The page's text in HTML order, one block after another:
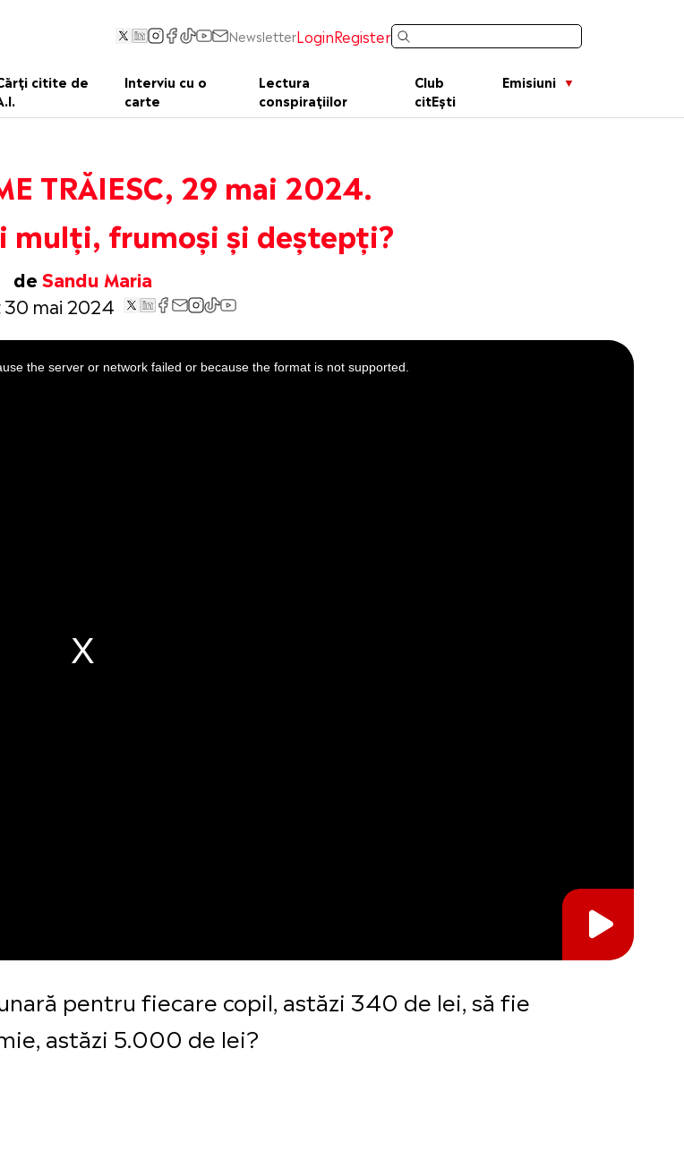
NewsletterLoginRegister
citite de
Interviu cu o
carte
Lectura
conspirațiilor
Club
citEști
Emisiuni
TRĂIESC, 29 mai 2024.
mulți, frumoși și deștepți?
de Sandu Maria
mai 2024
the server or network failed or because the format is not supported.
pentru fiecare copil, astăzi 340 de lei, să fie
astăzi 5.000 de lei?